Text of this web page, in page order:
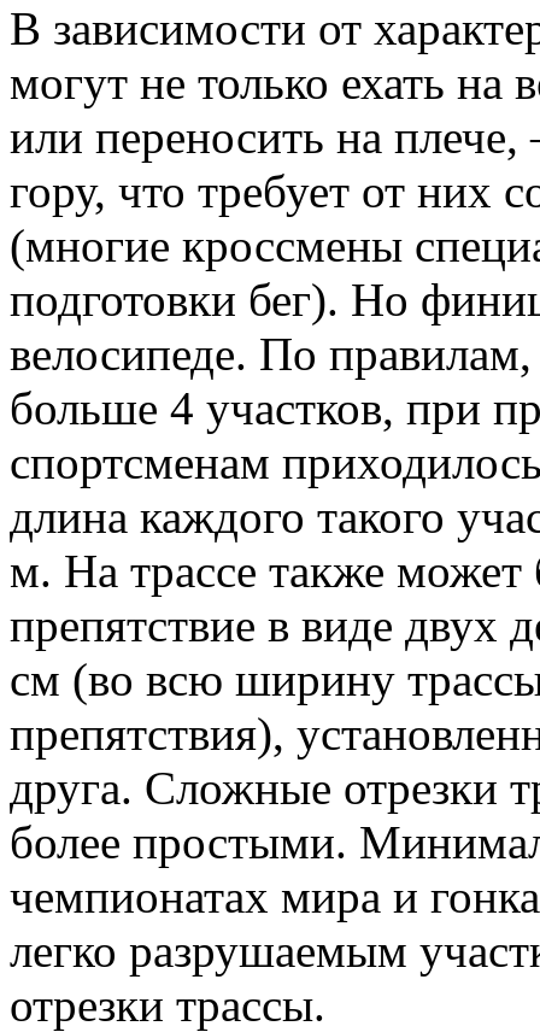
В зависимости от
могут не только ехать на
или переносить на
гору, что требует от них
(многие кроссмены
подготовки бег). Но
велосипеде. По
больше 4 участков, при
спортсменам
длина каждого такого
м. На трассе также может
препятствие в виде двух
см (во всю ширину
препятствия),
друга. Сложные отрезки
более простыми.
чемпионатах мира и
легко разрушаемым
отрезки трассы.